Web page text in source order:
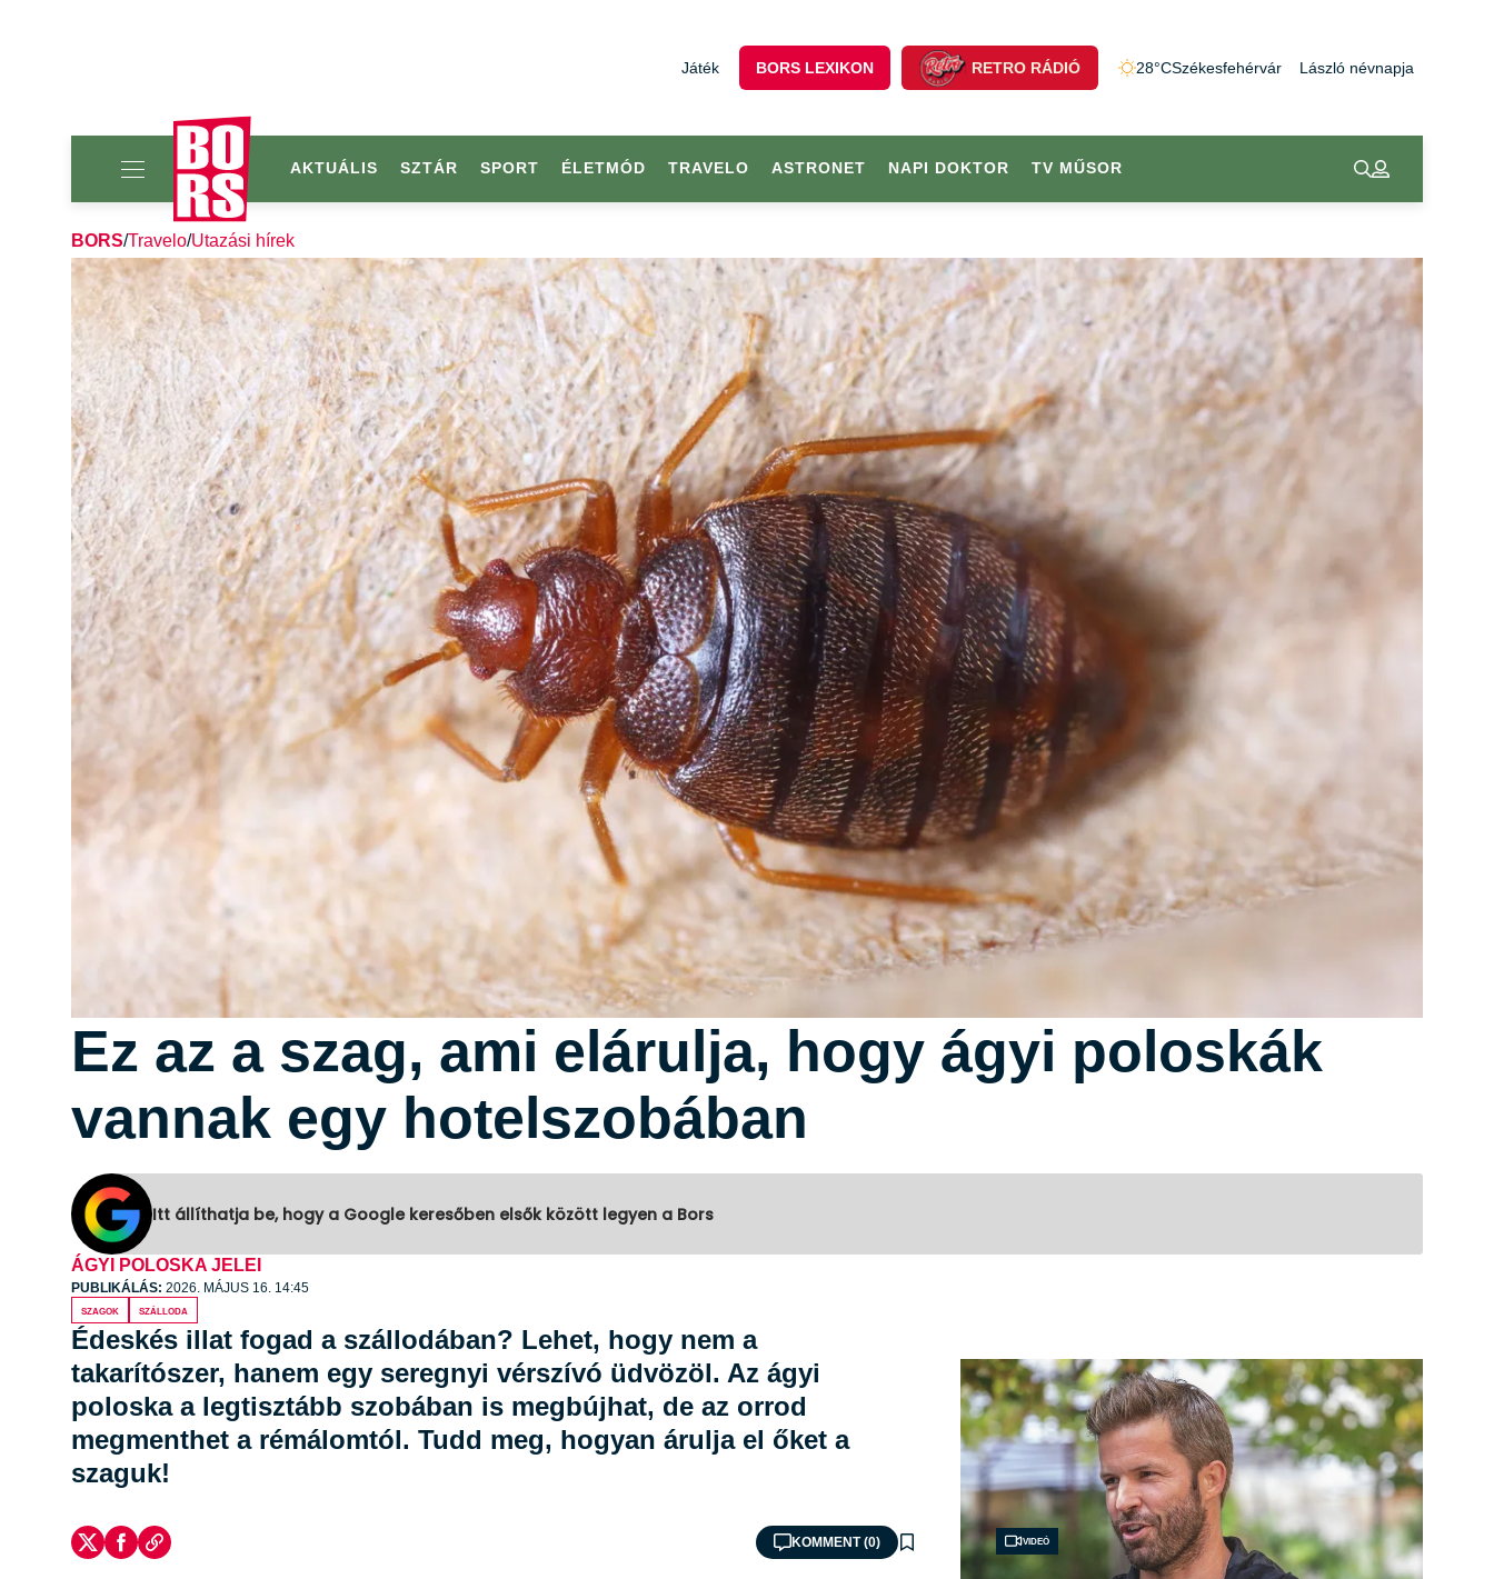
Játék BORS LEXIKON RETRO RÁDIÓ 28°CSzékesfehérvár László névnapja
AKTUÁLIS SZTÁR SPORT ÉLETMÓD TRAVELO ASTRONET NAPI DOKTOR TV MŰSOR
BORS/Travelo/Utazási hírek
Ez az a szag, ami elárulja, hogy ágyi poloskák
vannak egy hotelszobában
Itt állíthatja be, hogy a Google keresőben elsők között legyen a Bors
ÁGYI POLOSKA JELEI
PUBLIKÁLÁS: 2026. MÁJUS 16. 14:45
szagok
szálloda
Édeskés illat fogad a szállodában? Lehet, hogy nem a
takarítószer, hanem egy seregnyi vérszívó üdvözöl. Az ágyi
poloska a legtisztább szobában is megbújhat, de az orrod
megmenthet a rémálomtól. Tudd meg, hogyan árulja el őket a
szaguk!
KOMMENT (0) Videó